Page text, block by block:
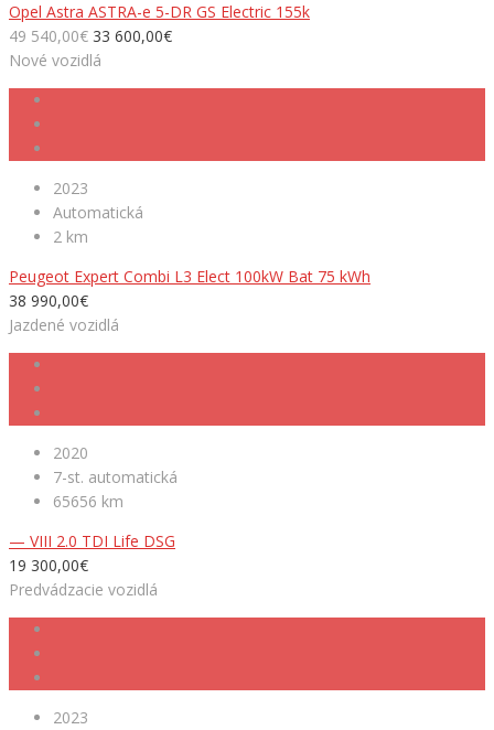
Opel Astra ASTRA-e 5-DR GS Electric 155k
49 540,00€ 33 600,00€
Nové vozidlá
2023
Automatická
2 km
Peugeot Expert Combi L3 Elect 100kW Bat 75 kWh
38 990,00€
Jazdené vozidlá
2020
7-st. automatická
65656 km
— VIII 2.0 TDI Life DSG
19 300,00€
Predvádzacie vozidlá
2023